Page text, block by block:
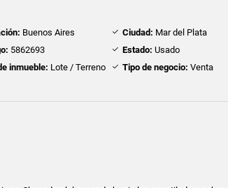
Buenos Aires Ciudad: Mar del Plata
5862693 Estado: Usado
inmueble: Lote / Terreno Tipo de negocio: Venta